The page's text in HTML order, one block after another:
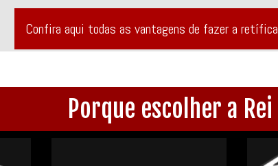
Confira aqui todas as vantagens de fazer a
Porque escolher a